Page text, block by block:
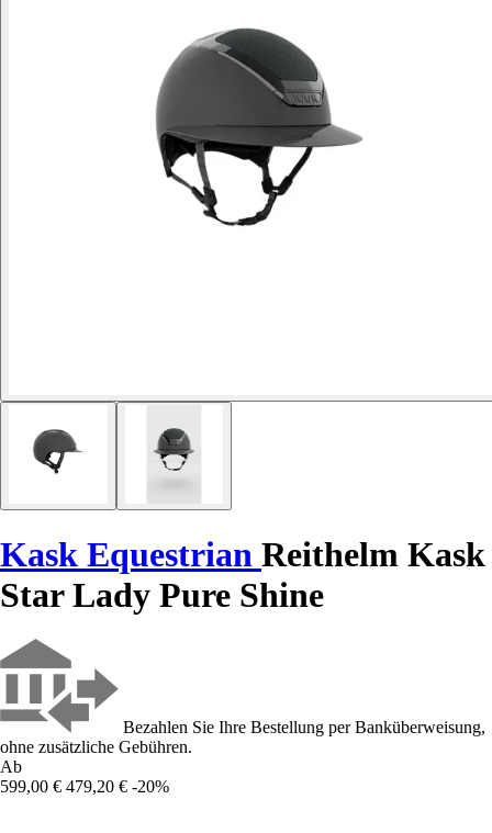
Kask Equestrian Reithelm Kask
Star Lady Pure Shine
Bezahlen Sie Ihre Bestellung per Banküberweisung,
ohne zusätzliche Gebühren.
Ab
599,00 € 479,20 € -20%